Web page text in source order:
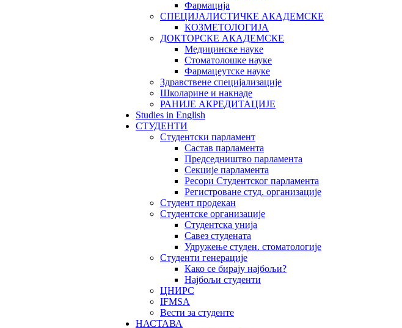
Фармација
СПЕЦИЈАЛИСТИЧКЕ АКАДЕМСКЕ
КОЗМЕТОЛОГИЈА
ДОКТОРСКЕ АКАДЕМСКЕ
Медицинске науке
Стоматолошке науке
Фармацеутске науке
Здравствене специјализације
Школарине и накнаде
РАНИЈЕ АКРЕДИТАЦИЈЕ
Studies in English
СТУДЕНТИ
Студентски парламент
Састав парламента
Председништво парламента
Секције парламента
Ресори Студентског парламента
Регистроване студ. организације
Студент продекан
Студентске организације
Студентска унија
Савез студената
Удружење студен. стоматологије
Студенти генерације
Како се бирају најбољи?
Најбољи студенти
ЦНИРС
IFMSA
Вести за студенте
НАСТАВА